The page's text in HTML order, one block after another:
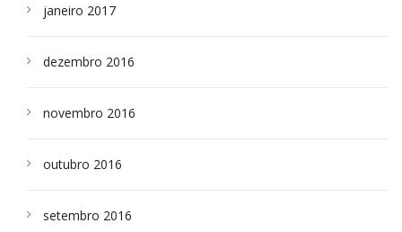
janeiro 2017
dezembro 2016
novembro 2016
outubro 2016
setembro 2016